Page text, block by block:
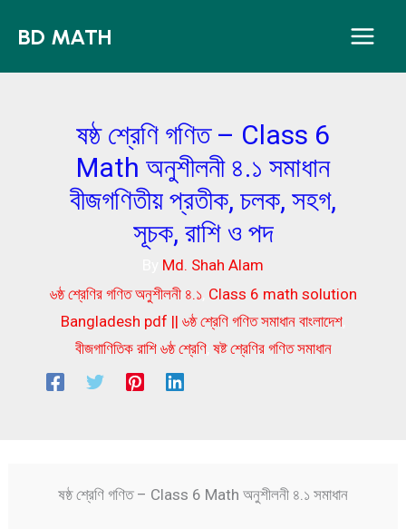
BD MATH
ষষ্ঠ শ্রেণি গণিত – Class 6
Math অনুশীলনী ৪.১ সমাধান
বীজগণিতীয় প্রতীক, চলক, সহগ,
সূচক, রাশি ও পদ
Md. Shah Alam
৬ষ্ঠ শ্রেণির গণিত অনুশীলনী ৪.১, Class 6 math solution
Bangladesh pdf || ৬ষ্ঠ শ্রেণি গণিত সমাধান বাংলাদেশ
বীজগাণিতিক রাশি ৬ষ্ঠ শ্রেণি, ষষ্ট শ্রেণির গণিত সমাধান
ষষ্ঠ শ্রেণি গণিত – Class 6 Math অনুশীলনী ৪.১ সমাধান